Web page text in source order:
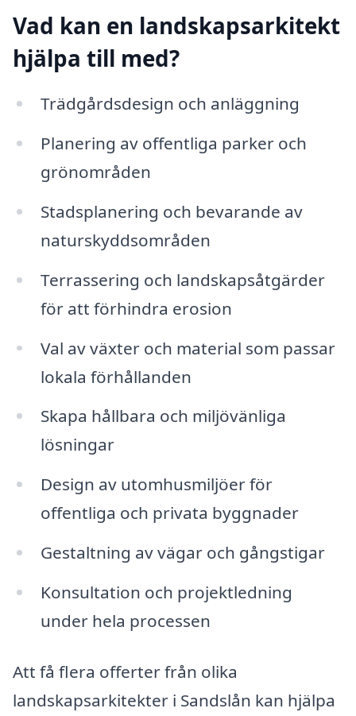
Vad kan en landskapsarkitekt
hjälpa till med?
Trädgårdsdesign och anläggning
Planering av offentliga parker och
grönområden
Stadsplanering och bevarande av
naturskyddsområden
Terrassering och landskapsåtgärder
för att förhindra erosion
Val av växter och material som passar
lokala förhållanden
Skapa hållbara och miljövänliga
lösningar
Design av utomhusmiljöer för
offentliga och privata byggnader
Gestaltning av vägar och gångstigar
Konsultation och projektledning
under hela processen
Att få flera offerter från olika
landskapsarkitekter i Sandslån kan hjälpa